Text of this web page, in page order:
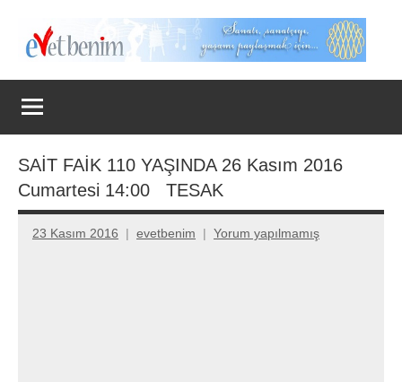
Evet
Benim
SAİT FAİK 110 YAŞINDA 26 Kasım 2016
Cumartesi 14:00 TESAK
23 Kasım 2016 evetbenim Yorum yapılmamış